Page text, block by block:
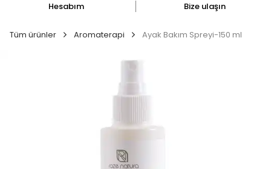
Hesabım Bize ulaşın
Tüm ürünler Aromaterapi Ayak Bakım Spreyi-150 ml